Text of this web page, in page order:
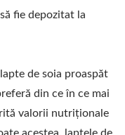
A
SOIA,
SOIA,
fie depozitat la
de soia proaspăt
din ce în ce mai
valorii nutriționale